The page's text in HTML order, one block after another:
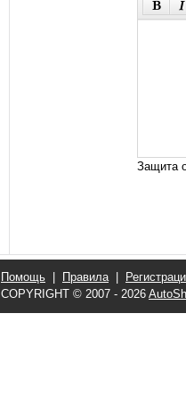
Защита
Помощь Правила|
COPYRIGHT © 2007 - 2026